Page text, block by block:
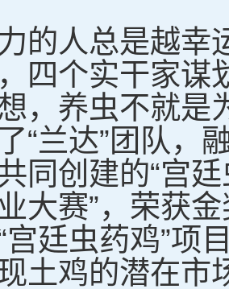
人总是越幸运
四个实干家谋
，养虫不就是
“兰达”团队，
同创建的“宫
大赛”，荣获
虫药鸡”项目
土鸡的潜在市